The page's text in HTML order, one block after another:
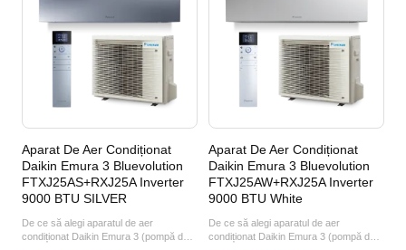
Aparat De Aer Condiționat
Daikin Emura 3 Bluevolution
FTXJ25AS+RXJ25A Inverter
9000 BTU SILVER
De ce să alegi aparatul de aer
condiționat Daikin Emura 3 (pompă de
Aparat De Aer Condiționat
Daikin Emura 3 Bluevolution
FTXJ25AW+RXJ25A Inverter
9000 BTU White
De ce să alegi aparatul de aer
condiționat Daikin Emura 3 (pompă de